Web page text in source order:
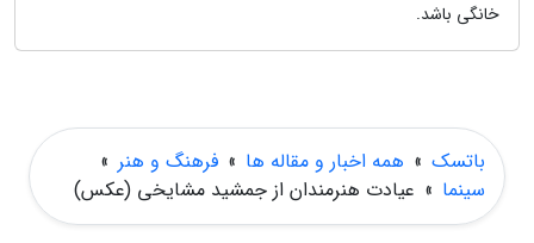
خانگی باشد.
باتسک » همه اخبار و مقاله ها » فرهنگ و هنر »
سینما » عیادت هنرمندان از جمشید مشایخی (عکس)